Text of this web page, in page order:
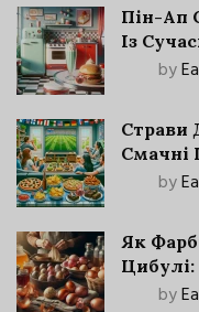
Пін-Ап
Із
by
Страви
Смачні
by
Як
by